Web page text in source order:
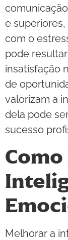
e
com o
pode
insatisfação
de
valorizam a
dela pode
sucesso
Melhorar a